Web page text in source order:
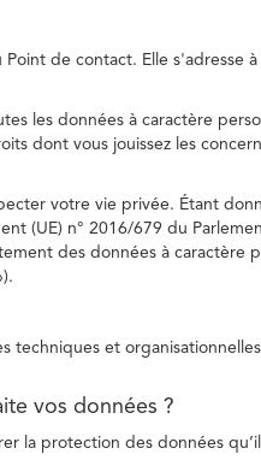
de contact. Elle s'adresse
les données à caractère
dont vous jouissez les
votre vie privée. Étant
(UE) n° 2016/679 du
des données à caractère
techniques et
vos données ?
la protection des données